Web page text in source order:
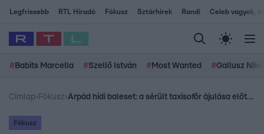
Legfrissebb RTL Híradó Fókusz Sztárhírek Randi Celeb vagyok,
# Babits Marcella #Szellő István # Most Wanted #Gallusz
Címlap› Fókusz› Árpád hídi baleset: a sérült taxisofőr ájulása előtt még hallotta, hogy a mentősök három halottról és négy sérültről beszélnek
Fókusz